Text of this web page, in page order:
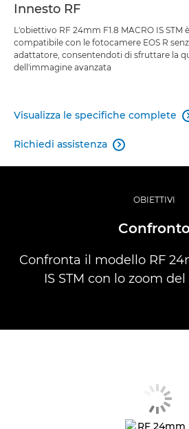
Innesto RF
L'obiettivo RF 24mm F1.8 MACRO IS STM è
compatibile con le fotocamere EOS R
adattatore, consentendoti di sfruttare la
dell'immagine avanzata
Visualizza le specifiche complete
Richiedi assistenza 
OBIETTIVI
Confronta il modello RF
IS STM con lo zoom